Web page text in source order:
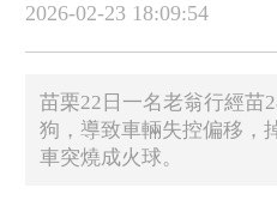
2026-02-23 18:09:54
苗栗22日一名老翁行經苗
狗，導致車輛失控偏移，
車突燒成火球。